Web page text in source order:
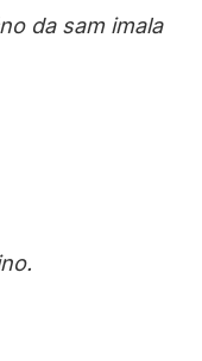
da sam imala